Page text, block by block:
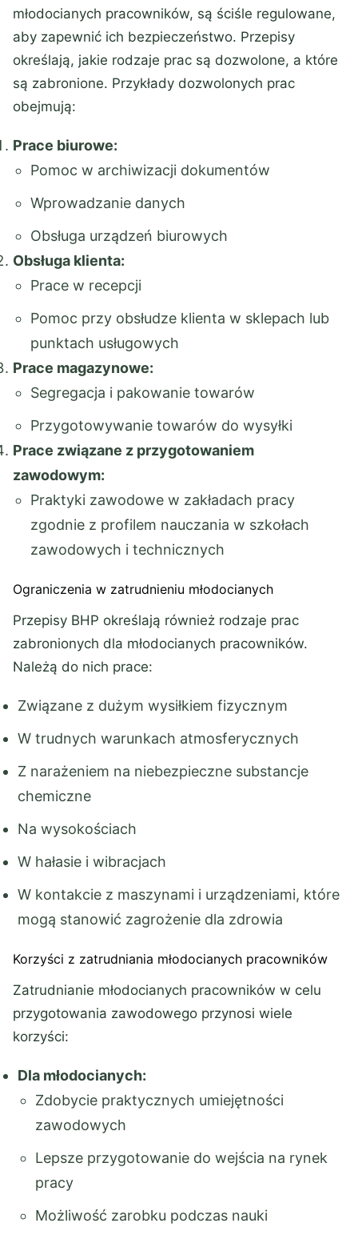
młodocianych pracowników, są ściśle regulowane,
aby zapewnić ich bezpieczeństwo. Przepisy
określają, jakie rodzaje prac są dozwolone, a które
są zabronione. Przykłady dozwolonych prac
obejmują:
Prace biurowe:
Pomoc w archiwizacji dokumentów
Wprowadzanie danych
Obsługa urządzeń biurowych
Obsługa klienta:
Prace w recepcji
Pomoc przy obsłudze klienta w sklepach lub
punktach usługowych
Prace magazynowe:
Segregacja i pakowanie towarów
Przygotowywanie towarów do wysyłki
Prace związane z przygotowaniem
zawodowym:
Praktyki zawodowe w zakładach pracy
zgodnie z profilem nauczania w szkołach
zawodowych i technicznych
Ograniczenia w zatrudnieniu młodocianych
Przepisy BHP określają również rodzaje prac
zabronionych dla młodocianych pracowników.
Należą do nich prace:
Związane z dużym wysiłkiem fizycznym
W trudnych warunkach atmosferycznych
Z narażeniem na niebezpieczne substancje
chemiczne
Na wysokościach
W hałasie i wibracjach
W kontakcie z maszynami i urządzeniami, które
mogą stanowić zagrożenie dla zdrowia
Korzyści z zatrudniania młodocianych pracowników
Zatrudnianie młodocianych pracowników w celu
przygotowania zawodowego przynosi wiele
korzyści:
Dla młodocianych:
Zdobycie praktycznych umiejętności
zawodowych
Lepsze przygotowanie do wejścia na rynek
pracy
Możliwość zarobku podczas nauki